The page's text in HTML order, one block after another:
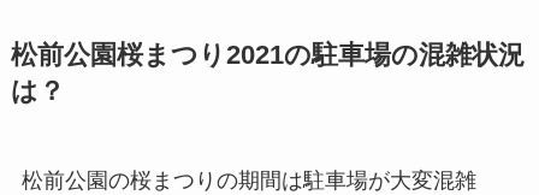
松前公園桜まつり2021の駐車場の混雑状況
は？
松前公園の桜まつりの期間は駐車場が大変混雑